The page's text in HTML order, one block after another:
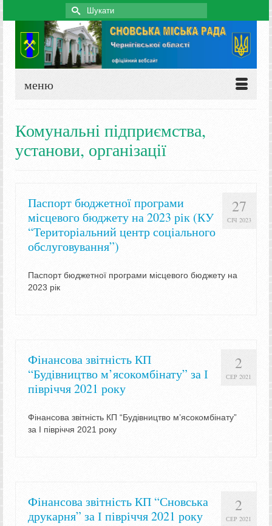
Search
for:
меню
Комунальні підприємства,
установи, організації
27
СІЧ 2023
Паспорт бюджетної програми
місцевого бюджету на 2023 рік (КУ
“Територіальний центр соціального
обслуговування”)
Паспорт бюджетної програми місцевого бюджету на
2023 рік
2
СЕР 2021
Фінансова звітність КП
“Будівництво м’ясокомбінату” за І
півріччя 2021 року
Фінансова звітність КП “Будівництво м’ясокомбінату”
за І півріччя 2021 року
2
СЕР 2021
Фінансова звітність КП “Сновська
друкарня” за І півріччя 2021 року